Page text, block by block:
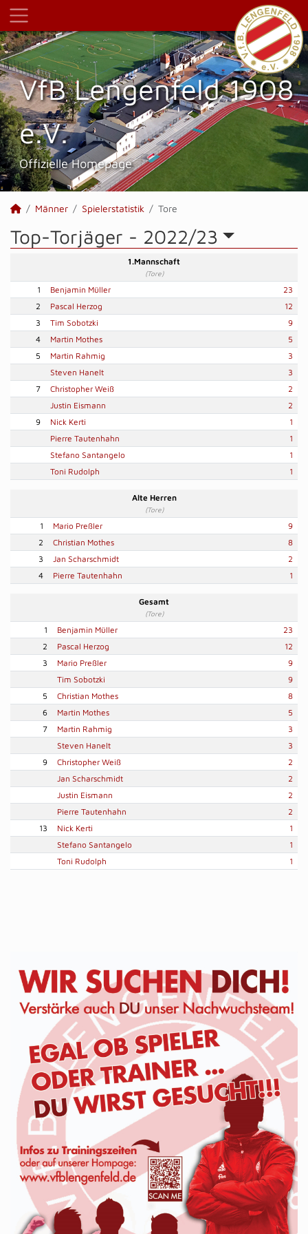
VfB Lengenfeld 1908
e.V.
Offizielle Homepage
Männer Spielerstatistik Tore
Top-Torjäger - 2022/23
1.Mannschaft
(Tore)
1 Benjamin Müller
23
2
Pascal Herzog
12
3
Tim Sobotzki
9
4
Martin Mothes
5
5
Martin Rahmig
3
Steven Hanelt
3
7
Christopher Weiß
2
Justin Eismann
2
9
Nick Kerti
1
Pierre Tautenhahn
1
Stefano Santangelo
1
Toni Rudolph
1
Alte Herren
(Tore)
1 Mario Preßler
9
2
Christian Mothes
8
3
Jan Scharschmidt
2
4
Pierre Tautenhahn 1
Gesamt
(Tore)
1 Benjamin Müller
23
2
Pascal Herzog
12
3
Mario Preßler
9
Tim Sobotzki
9
5
Christian Mothes
8
6
Martin Mothes
5
7
Martin Rahmig
3
Steven Hanelt
3
9
Christopher Weiß
2
Jan Scharschmidt
2
Justin Eismann
2
Pierre Tautenhahn
2
13
Nick Kerti
1
Stefano Santangelo
1
Toni Rudolph
1